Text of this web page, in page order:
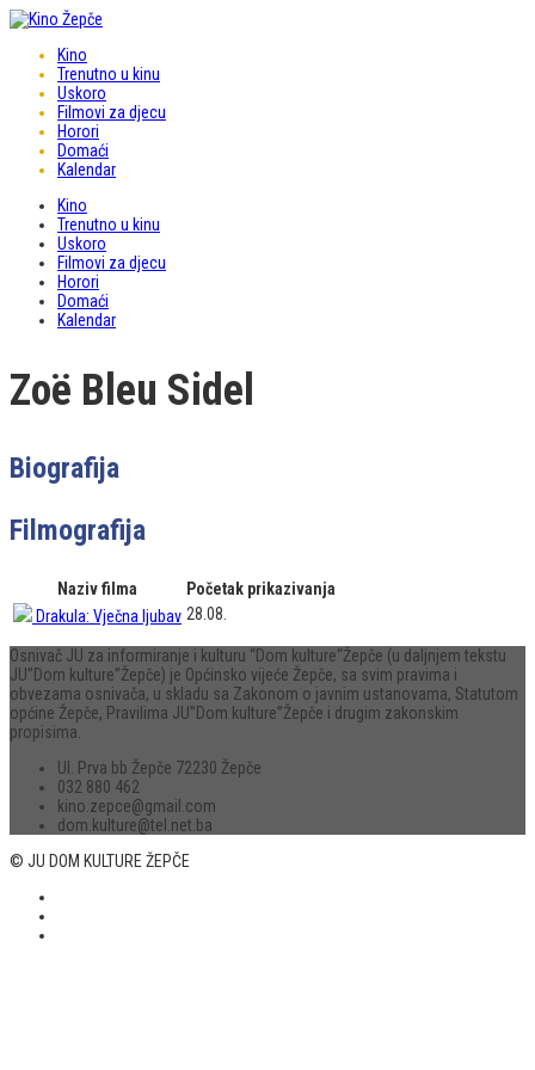
Kino
Trenutno u kinu
Uskoro
Filmovi za djecu
Horori
Domaći
Kalendar
Kino
Trenutno u kinu
Uskoro
Filmovi za djecu
Horori
Domaći
Kalendar
Zoë Bleu Sidel
Biografija
Filmografija
Naziv filma
Početak prikazivanja
Drakula: Vječna ljubav 28.08.
Osnivač JU za informiranje i kulturu “Dom kulture“Žepče (u daljnjem tekstu
JU”Dom kulture”Žepče) je Općinsko vijeće Žepče, sa svim pravima i
obvezama osnivača, u skladu sa Zakonom o javnim ustanovama, Statutom
općine Žepče, Pravilima JU”Dom kulture”Žepče i drugim zakonskim
propisima.
Ul. Prva bb Žepče 72230 Žepče
032 880 462
kino.zepce@gmail.com
dom.kulture@tel.net.ba
© JU DOM KULTURE ŽEPČE